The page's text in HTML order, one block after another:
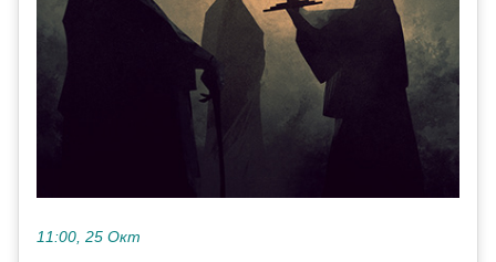
11:00, 25 Окт